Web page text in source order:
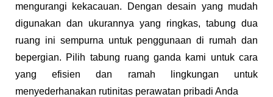
mengurangi kekacauan. Dengan desain yang mudah
digunakan dan ukurannya yang ringkas, tabung dua
ruang ini sempurna untuk penggunaan di rumah dan
bepergian. Pilih tabung ruang ganda kami untuk cara
yang efisien dan ramah lingkungan untuk
menyederhanakan rutinitas perawatan pribadi Anda